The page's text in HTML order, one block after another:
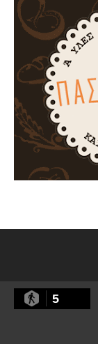
5